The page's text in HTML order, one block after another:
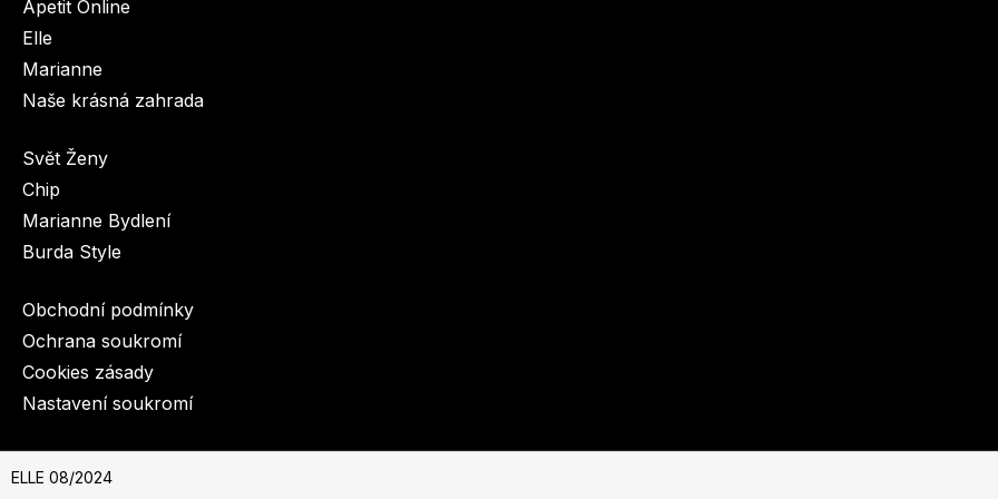
ELLE 08/2024
Apetit Online
Elle
Marianne
Naše krásná zahrada
Svět Ženy
Chip
Marianne Bydlení
Burda Style
Obchodní podmínky
Ochrana soukromí
Cookies zásady
Nastavení soukromí